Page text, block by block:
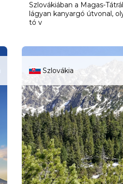
Szlovákiában a Magas-
lágyan kanyargó útvonal,
tó v
Szlovákia